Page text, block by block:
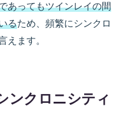
あってもツインレイの間
るため、頻繁にシンクロ
えます。
ンクロニシティ